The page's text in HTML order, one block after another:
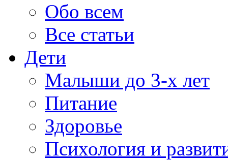
Обо всем
Все статьи
Дети
Малыши до 3-х лет
Питание
Здоровье
Психология и